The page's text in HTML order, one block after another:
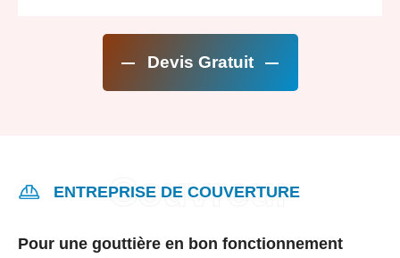
Devis Gratuit
ENTREPRISE DE COUVERTURE
Pour une gouttière en bon fonctionnement